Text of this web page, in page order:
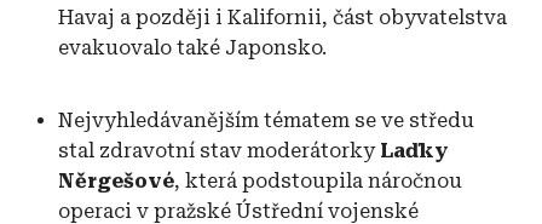
Havaj a později i Kalifornii, část obyvatelstva
evakuovalo také Japonsko.
Nejvyhledávanějším tématem se ve středu
stal zdravotní stav moderátorky Laďky
Něrgešové, která podstoupila náročnou
operaci v pražské Ústřední vojenské